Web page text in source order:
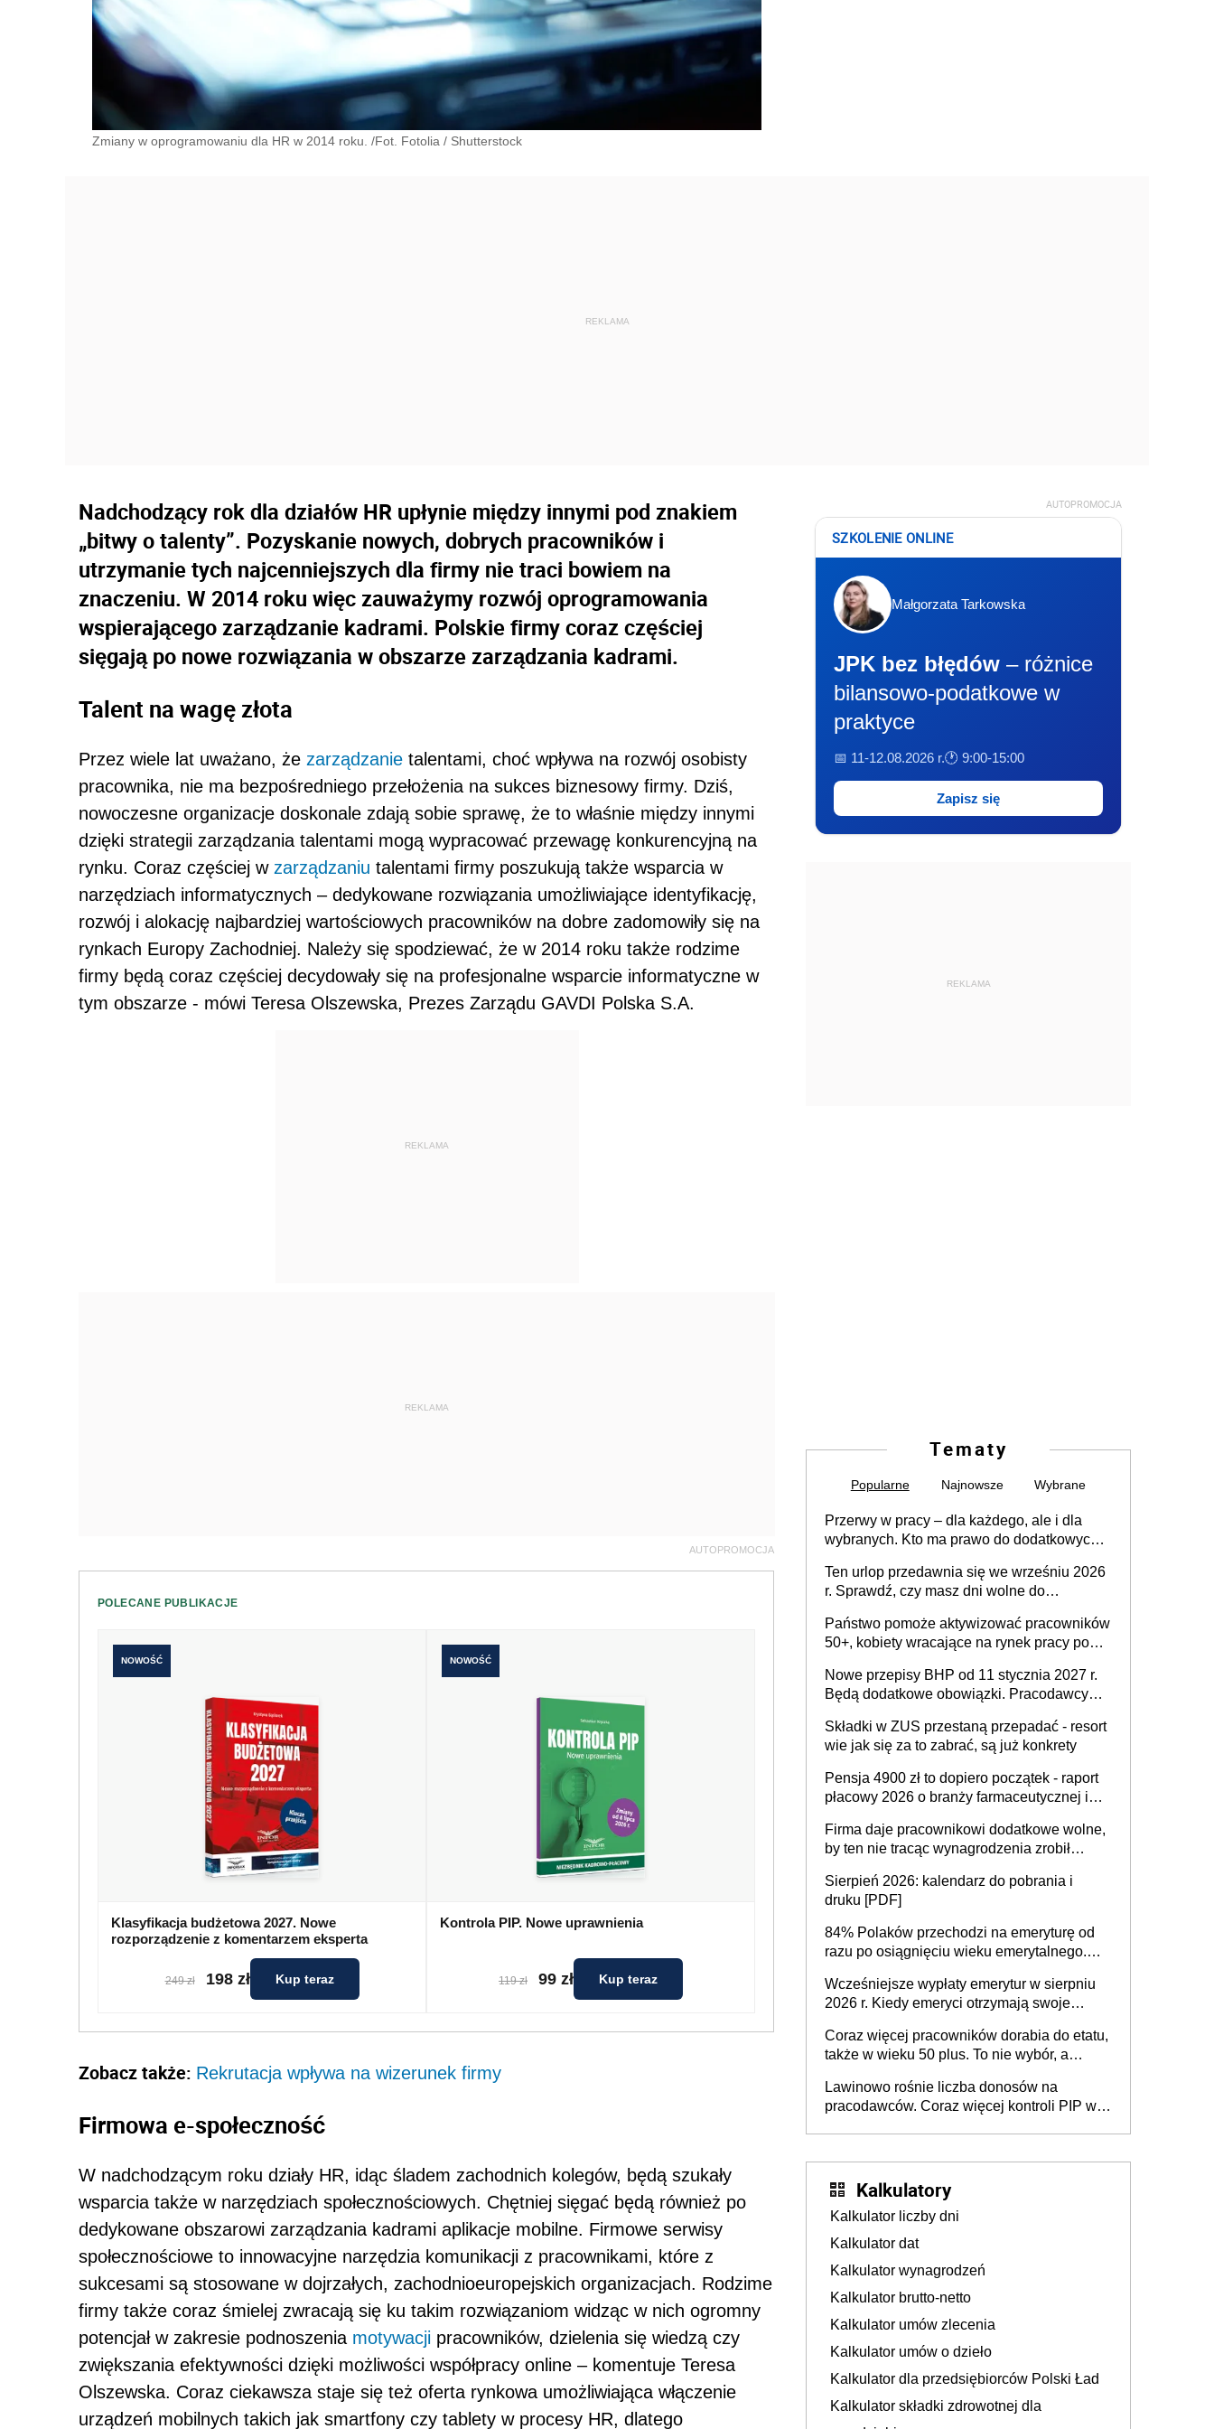
Zmiany w oprogramowaniu dla HR w 2014 roku. /Fot. Fotolia / Shutterstock
Nadchodzący rok dla działów HR upłynie między innymi pod znakiem
„bitwy o talenty”. Pozyskanie nowych, dobrych pracowników i
utrzymanie tych najcenniejszych dla firmy nie traci bowiem na
znaczeniu. W 2014 roku więc zauważymy rozwój oprogramowania
wspierającego zarządzanie kadrami. Polskie firmy coraz częściej
sięgają po nowe rozwiązania w obszarze zarządzania kadrami.
Talent na wagę złota
Przez wiele lat uważano, że zarządzanie talentami, choć wpływa na rozwój osobisty
pracownika, nie ma bezpośredniego przełożenia na sukces biznesowy firmy. Dziś,
nowoczesne organizacje doskonale zdają sobie sprawę, że to właśnie między innymi
dzięki strategii zarządzania talentami mogą wypracować przewagę konkurencyjną na
rynku. Coraz częściej w zarządzaniu talentami firmy poszukują także wsparcia w
narzędziach informatycznych – dedykowane rozwiązania umożliwiające identyfikację,
rozwój i alokację najbardziej wartościowych pracowników na dobre zadomowiły się na
rynkach Europy Zachodniej. Należy się spodziewać, że w 2014 roku także rodzime
firmy będą coraz częściej decydowały się na profesjonalne wsparcie informatyczne w
tym obszarze - mówi Teresa Olszewska, Prezes Zarządu GAVDI Polska S.A.
REKLAMA
REKLAMA
AUTOPROMOCJA
POLECANE PUBLIKACJE
NOWOŚĆ
Klasyfikacja budżetowa 2027. Nowe
rozporządzenie z komentarzem eksperta
249 zł 198 zł Kup teraz
NOWOŚĆ
Kontrola PIP. Nowe uprawnienia
119 zł 99 zł Kup teraz
Zobacz także: Rekrutacja wpływa na wizerunek firmy
Firmowa e-społeczność
W nadchodzącym roku działy HR, idąc śladem zachodnich kolegów, będą szukały
wsparcia także w narzędziach społecznościowych. Chętniej sięgać będą również po
dedykowane obszarowi zarządzania kadrami aplikacje mobilne. Firmowe serwisy
społecznościowe to innowacyjne narzędzia komunikacji z pracownikami, które z
sukcesami są stosowane w dojrzałych, zachodnioeuropejskich organizacjach. Rodzime
firmy także coraz śmielej zwracają się ku takim rozwiązaniom widząc w nich ogromny
potencjał w zakresie podnoszenia motywacji pracowników, dzielenia się wiedzą czy
zwiększania efektywności dzięki możliwości współpracy online – komentuje Teresa
Olszewska. Coraz ciekawsza staje się też oferta rynkowa umożliwiająca włączenie
urządzeń mobilnych takich jak smartfony czy tablety w procesy HR, dlatego
AUTOPROMOCJA
SZKOLENIE ONLINE
Małgorzata Tarkowska
JPK bez błędów – różnice
bilansowo-podatkowe w
praktyce
📅 11-12.08.2026 r.🕐 9:00-15:00
Zapisz się
REKLAMA
Tematy
Popularne Najnowsze Wybrane
Przerwy w pracy – dla każdego, ale i dla
wybranych. Kto ma prawo do dodatkowych
Ten urlop przedawnia się we wrześniu 2026
r. Sprawdź, czy masz dni wolne do
Państwo pomoże aktywizować pracowników
50+, kobiety wracające na rynek pracy po
osoby neuroatypowe. Powstanie Fundusz
na rzecz Inkluzywności w Zatrudnianiu?
Nowe przepisy BHP od 11 stycznia 2027 r.
Będą dodatkowe obowiązki. Pracodawcy
Składki w ZUS przestaną przepadać - resort
wie jak się za to zabrać, są już konkrety
Pensja 4900 zł to dopiero początek - raport
płacowy 2026 o branży farmaceutycznej i
Firma daje pracownikowi dodatkowe wolne,
by ten nie tracąc wynagrodzenia zrobił
sprawdza
Sierpień 2026: kalendarz do pobrania i
druku [PDF]
84% Polaków przechodzi na emeryturę od
razu po osiągnięciu wieku emerytalnego.
dłużej, ale czy jest w stanie? Pracownicy
45+ to siła napędowa gospodarki
Wcześniejsze wypłaty emerytur w sierpniu
2026 r. Kiedy emeryci otrzymają swoje
Coraz więcej pracowników dorabia do etatu,
także w wieku 50 plus. To nie wybór, a
życia
Lawinowo rośnie liczba donosów na
pracodawców. Coraz więcej kontroli PIP w
Kalkulatory
Kalkulator liczby dni
Kalkulator dat
Kalkulator wynagrodzeń
Kalkulator brutto-netto
Kalkulator umów zlecenia
Kalkulator umów o dzieło
Kalkulator dla przedsiębiorców Polski Ład
Kalkulator składki zdrowotnej dla